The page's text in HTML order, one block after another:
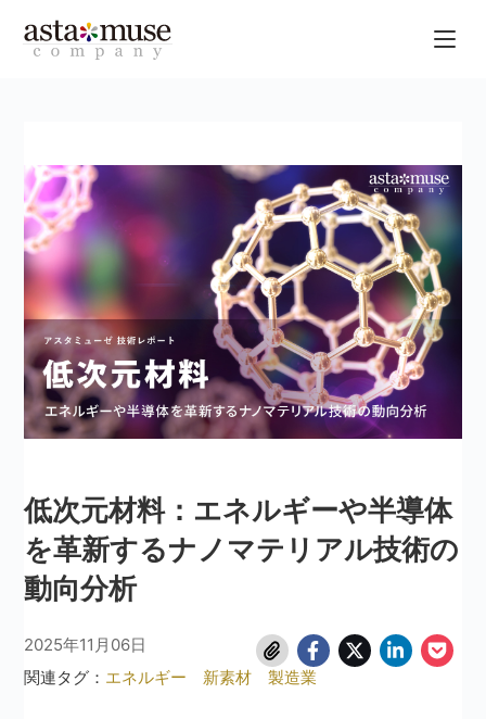
低次元材料：エネルギーや半導体
を革新するナノマテリアル技術の
動向分析
2025年11月06日
関連タグ： エネルギー 新素材 製造業